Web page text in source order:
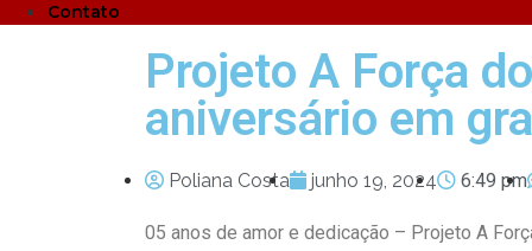
Contato
Projeto A Força
aniversário em
Poliana Costa junho 19, 2024 6:49 pm
05 anos de amor e dedicação – Projeto A